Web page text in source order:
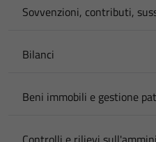
Sovvenzioni, contributi,
Bilanci
Beni immobili e gestione